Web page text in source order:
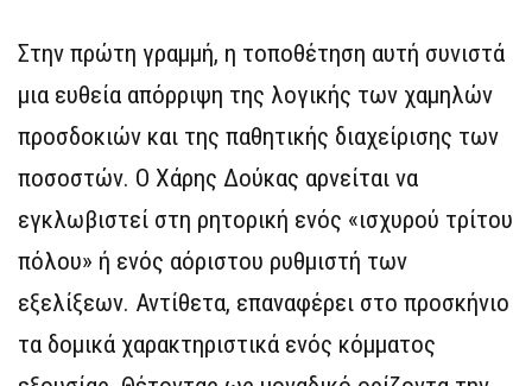
Στην πρώτη γραμμή, η τοποθέτηση αυτή συνιστά
μια ευθεία απόρριψη της λογικής των χαμηλών
προσδοκιών και της παθητικής διαχείρισης των
ποσοστών. Ο Χάρης Δούκας αρνείται να
εγκλωβιστεί στη ρητορική ενός «ισχυρού τρίτου
πόλου» ή ενός αόριστου ρυθμιστή των
εξελίξεων. Αντίθετα, επαναφέρει στο προσκήνιο
τα δομικά χαρακτηριστικά ενός κόμματος